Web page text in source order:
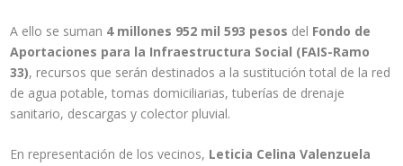
A ello se suman 4 millones 952 mil 593 pesos del Fondo de
Aportaciones para la Infraestructura Social (FAIS-Ramo
33), recursos que serán destinados a la sustitución total de la red
de agua potable, tomas domiciliarias, tuberías de drenaje
sanitario, descargas y colector pluvial.
En representación de los vecinos, Leticia Celina Valenzuela